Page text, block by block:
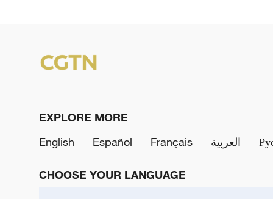
EXPLORE MORE
English
Español Français العربية
CHOOSE YOUR LANGUAGE